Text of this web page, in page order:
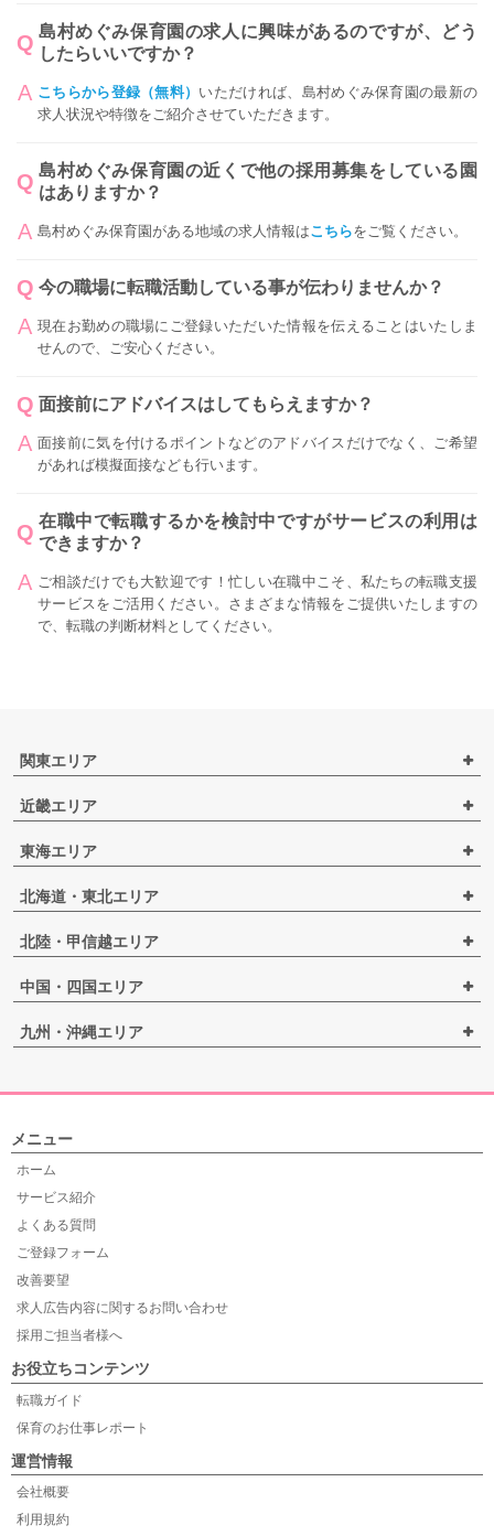
島村めぐみ保育園の求人に興味があるのですが、どう
したらいいですか？
こちらから登録（無料） いただければ、島村めぐみ保育園の最新の
求人状況や特徴をご紹介させていただきます。
島村めぐみ保育園の近くで他の採用募集をしている園
はありますか？
島村めぐみ保育園がある地域の求人情報はこちらをご覧ください。
今の職場に転職活動している事が伝わりませんか？
現在お勤めの職場にご登録いただいた情報を伝えることはいたしま
せんので、ご安心ください。
面接前にアドバイスはしてもらえますか？
面接前に気を付けるポイントなどのアドバイスだけでなく、ご希望
があれば模擬面接なども行います。
在職中で転職するかを検討中ですがサービスの利用は
できますか？
ご相談だけでも大歓迎です！忙しい在職中こそ、私たちの転職支援
サービスをご活用ください。さまざまな情報をご提供いたしますの
で、転職の判断材料としてください。
関東エリア
近畿エリア
東海エリア
北海道・東北エリア
北陸・甲信越エリア
中国・四国エリア
九州・沖縄エリア
メニュー
ホーム
サービス紹介
よくある質問
ご登録フォーム
改善要望
求人広告内容に関するお問い合わせ
採用ご担当者様へ
お役立ちコンテンツ
転職ガイド
保育のお仕事レポート
運営情報
会社概要
利用規約